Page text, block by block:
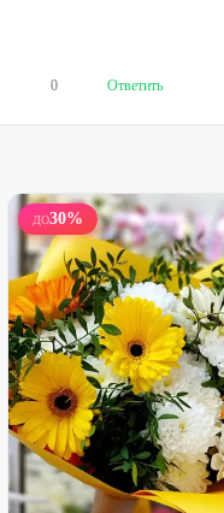
Набирает
Сборная коробочка
0 Ответить
ДО30%